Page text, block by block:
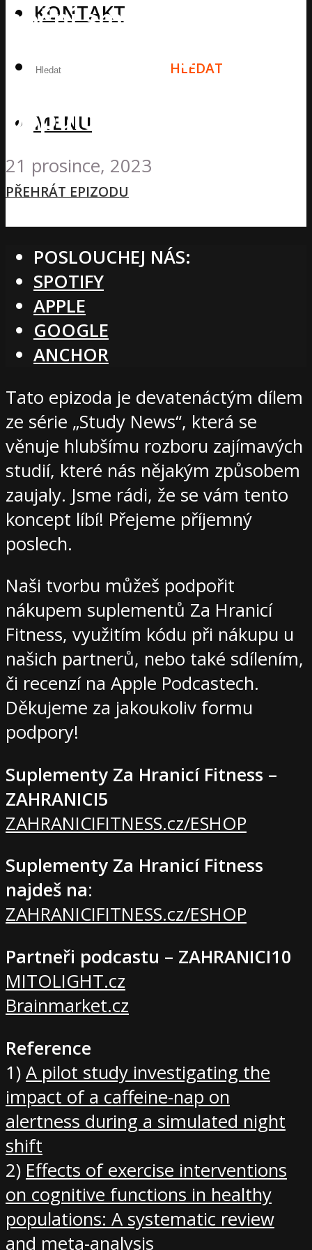
KONTAKT
HLEDAT
MENU
noční směny, Účinky
populace
21 prosince, 2023
PŘEHRÁT EPIZODU
POSLOUCHEJ NÁS:
SPOTIFY
APPLE
GOOGLE
ANCHOR
Tato epizoda je devatenáctým dílem
ze série „Study News“, která se
věnuje hlubšímu rozboru zajímavých
studií, které nás nějakým způsobem
zaujaly. Jsme rádi, že se vám tento
koncept líbí! Přejeme příjemný
poslech.
Naši tvorbu můžeš podpořit
nákupem suplementů Za Hranicí
Fitness, využitím kódu při nákupu u
našich partnerů, nebo také sdílením,
či recenzí na Apple Podcastech.
Děkujeme za jakoukoliv formu
podpory!
Suplementy Za Hranicí Fitness –
ZAHRANICI5
ZAHRANICIFITNESS.cz/ESHOP
Suplementy Za Hranicí Fitness
najdeš na:
ZAHRANICIFITNESS.cz/ESHOP
Partneři podcastu – ZAHRANICI10
MITOLIGHT.cz
Brainmarket.cz
Reference
1) ⁠A pilot study investigating the
impact of a caffeine-nap on
alertness during a simulated night
shift⁠
2) ⁠Effects of exercise interventions
on cognitive functions in healthy
populations: A systematic review
and meta-analysis